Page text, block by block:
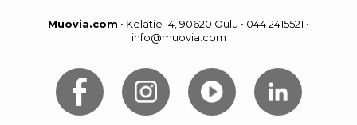
Muovia.com • Kelatie 14, 90620 Oulu • 044 2415521 •
info@muovia.com